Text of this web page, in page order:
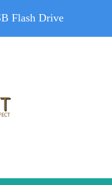
Flash Drive